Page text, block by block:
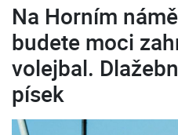
Na Horním
budete moci
volejbal.
písek